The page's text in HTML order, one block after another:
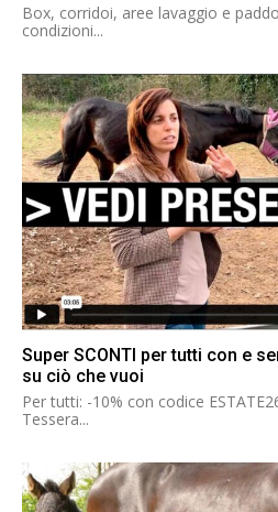
Box, corridoi, aree lavaggio e
condizioni...
Super SCONTI per tutti con e
su ciò che vuoi
Per tutti: -10% con codice
Tessera...